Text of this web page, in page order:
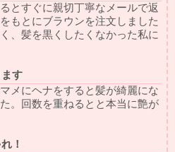
とすぐに親切丁寧なメールで返
もとにブラウンを注文しました
、髪を黒くしたくなかった私に
す
メにヘナをすると髪が綺麗にな
。回数を重ねるとと本当に艶が
！